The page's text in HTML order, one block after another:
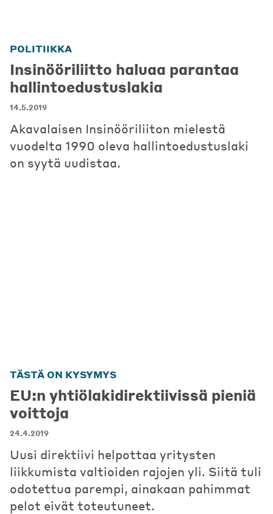
POLITIIKKA
Insinööriliitto haluaa parantaa
hallintoedustuslakia
14.5.2019
Akavalaisen Insinööriliiton mielestä
vuodelta 1990 oleva hallintoedustuslaki
on syytä uudistaa.
TÄSTÄ ON KYSYMYS
EU:n yhtiölakidirektiivissä pieniä
voittoja
24.4.2019
Uusi direktiivi helpottaa yritysten
liikkumista valtioiden rajojen yli. Siitä tuli
odotettua parempi, ainakaan pahimmat
pelot eivät toteutuneet.